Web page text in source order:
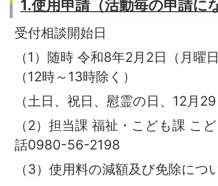
1.使用申請（活動毎の申請に
受付相談開始日
（1）随時 令和8年2月2日（月曜
（12時～13時除く）
（土日、祝日、慰霊の日、12月
（2）担当課 福祉・こども課 こ
話0980-56-2198
（3）使用料の減額及び免除につ